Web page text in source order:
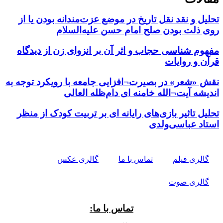
تحلیل و نقد نقل تاریخ در موضع عزت‌مندانه بودن یا از
روی ذلت بودن صلح امام حسن علیه‌السلام
مفهوم شناسی حجاب و اثر آن بر انزوای زن از دیدگاه
قرآن و روایات
نقش «شعر» در بصیرت¬افزایی جامعه با رویکرد توجه به
اندیشه آیت¬الله خامنه ای دام‌ظله العالی
تحلیل تاثیر بازی‌های رایانه ای بر تربیت کودک از منظر
استاد عباسی‌ولدی
گالری فیلم تماس با ما گالری عکس
گالری صوت
تماس با ما: